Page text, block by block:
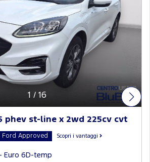
1 / 16
phev st-line x 2wd 225cv cvt
Ford Approved Scopri i vantaggi
Euro 6D-temp